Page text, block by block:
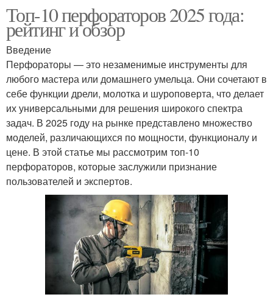
Топ-10 перфораторов 2025 года:
рейтинг и обзор
Введение
Перфораторы — это незаменимые инструменты для
любого мастера или домашнего умельца. Они сочетают в
себе функции дрели, молотка и шуроповерта, что делает
их универсальными для решения широкого спектра
задач. В 2025 году на рынке представлено множество
моделей, различающихся по мощности, функционалу и
цене. В этой статье мы рассмотрим топ-10
перфораторов, которые заслужили признание
пользователей и экспертов.